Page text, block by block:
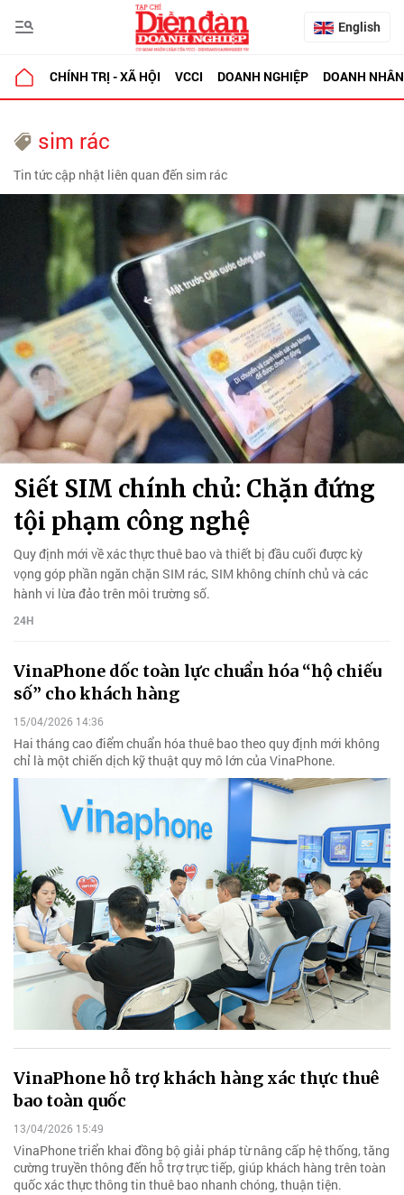
English
CHÍNH TRỊ - XÃ HỘI VCCI DOANH NGHIỆP DOANH NHÂN
sim rác
Tin tức cập nhật liên quan đến sim rác
Siết SIM chính chủ: Chặn đứng
tội phạm công nghệ
Quy định mới về xác thực thuê bao và thiết bị đầu cuối được kỳ
vọng góp phần ngăn chặn SIM rác, SIM không chính chủ và các
hành vi lừa đảo trên môi trường số.
24H
VinaPhone dốc toàn lực chuẩn hóa “hộ chiếu
số” cho khách hàng
15/04/2026 14:36
Hai tháng cao điểm chuẩn hóa thuê bao theo quy định mới không
chỉ là một chiến dịch kỹ thuật quy mô lớn của VinaPhone.
VinaPhone hỗ trợ khách hàng xác thực thuê
bao toàn quốc
13/04/2026 15:49
VinaPhone triển khai đồng bộ giải pháp từ nâng cấp hệ thống, tăng
cường truyền thông đến hỗ trợ trực tiếp, giúp khách hàng trên toàn
quốc xác thực thông tin thuê bao nhanh chóng, thuận tiện.